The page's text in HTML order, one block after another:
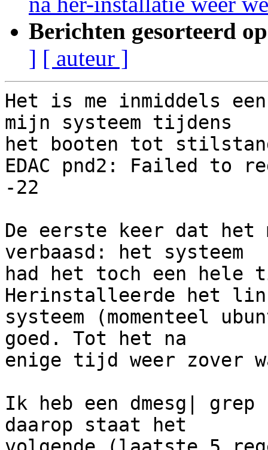
Berichten gesorteerd
] [ auteur ]
Het is me inmiddels
mijn systeem tijdens
het booten tot
EDAC pnd2: Failed to
-22
De eerste keer dat het
verbaasd: het systeem
had het toch een hele
Herinstalleerde het
systeem (momenteel
goed. Tot het na
enige tijd weer zover
Ik heb een dmesg|
daarop staat het